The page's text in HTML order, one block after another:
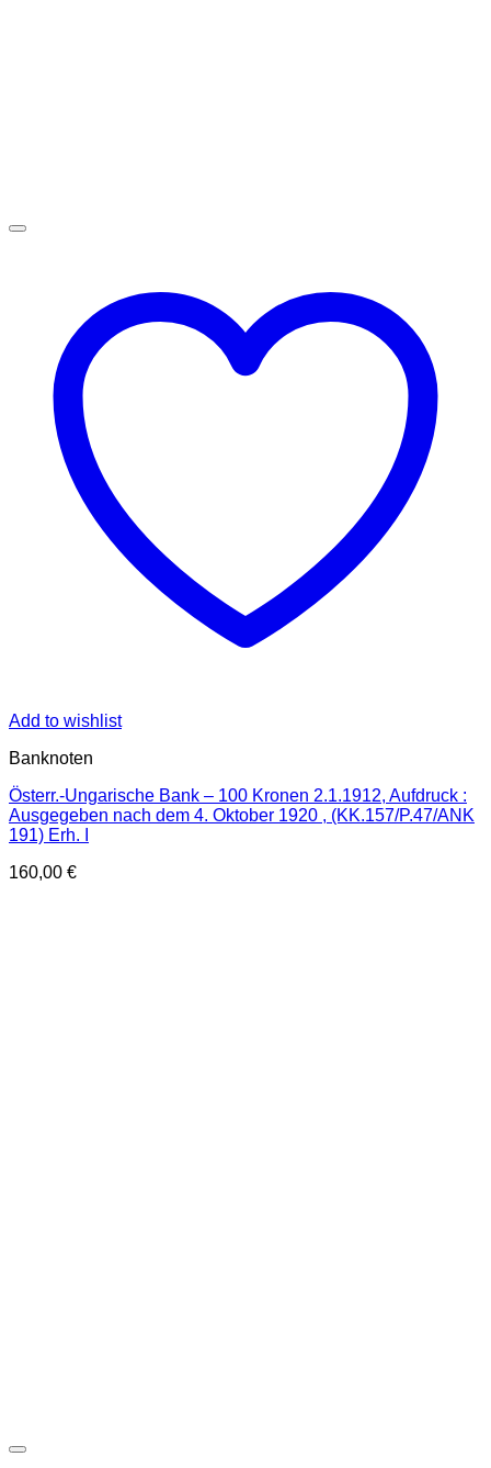
Add to wishlist
Banknoten
Österr.-Ungarische Bank – 100 Kronen 2.1.1912, Aufdruck :
Ausgegeben nach dem 4. Oktober 1920 , (KK.157/P.47/ANK
191) Erh. I
160,00 €